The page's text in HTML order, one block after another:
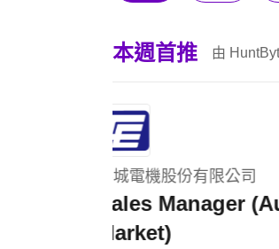
本週首推 由
信曜科技股份有限公
硬體研發主管
R&D Manager